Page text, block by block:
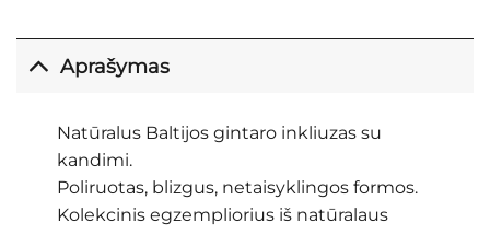
Aprašymas
Natūralus Baltijos gintaro inkliuzas su
kandimi.
Poliruotas, blizgus, netaisyklingos formos.
Kolekcinis egzempliorius iš natūralaus